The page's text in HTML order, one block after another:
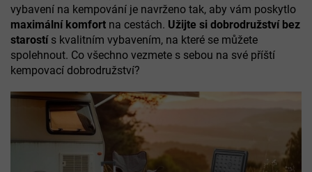
vybavení na kempování je navrženo tak, aby vám poskytlo
maximální komfort na cestách. Užijte si dobrodružství bez
starostís kvalitním vybavením, na které se můžete
spolehnout. Co všechno vezmete s sebou na své příští
kempovací dobrodružství?